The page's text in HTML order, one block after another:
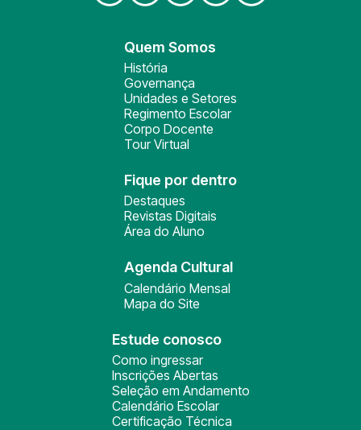
Quem Somos
História
Governança
Unidades e Setores
Regimento Escolar
Corpo Docente
Tour Virtual
Fique por dentro
Destaques
Revistas Digitais
Área do Aluno
Agenda Cultural
Calendário Mensal
Mapa do Site
Estude conosco
Como ingressar
Inscrições Abertas
Seleção em Andamento
Calendário Escolar
Certificação Técnica